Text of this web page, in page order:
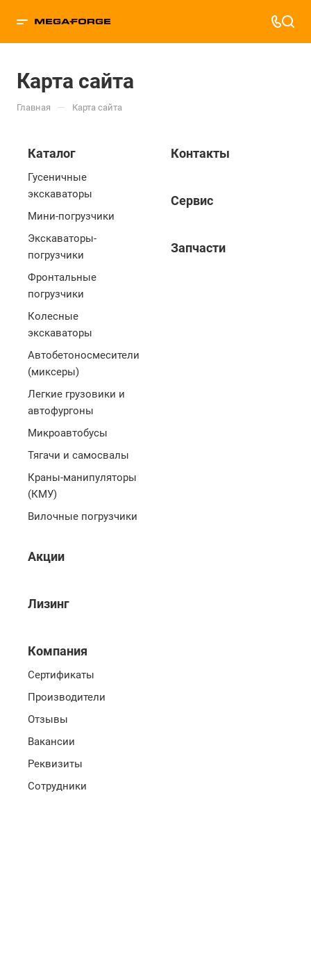
Карта сайта
Главная — Карта сайта
Каталог
Гусеничные
экскаваторы
Мини-погрузчики
Экскаваторы-
погрузчики
Фронтальные
погрузчики
Колесные
экскаваторы
Автобетоносмесители
(миксеры)
Легкие грузовики и
автофургоны
Микроавтобусы
Тягачи и самосвалы
Краны-манипуляторы
(КМУ)
Вилочные погрузчики
Акции
Лизинг
Компания
Сертификаты
Производители
Отзывы
Вакансии
Реквизиты
Сотрудники
Контакты
Сервис
Запчасти